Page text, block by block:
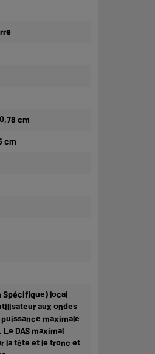
cm
cm
Spécifique) local
aux ondes
maximale
DAS maximal
la tête et le tronc et